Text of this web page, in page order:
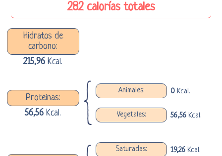
282 calorías totales
Hidratos de
carbono:
215,96 Kcal.
Proteinas:
56,56 Kcal.
Animales: 0Kcal.
Vegetales: 56,56Kcal.
Saturadas: 19,26Kcal.